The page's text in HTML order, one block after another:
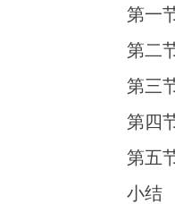
第一节
第二节
第三节
第四节
第五节
小结